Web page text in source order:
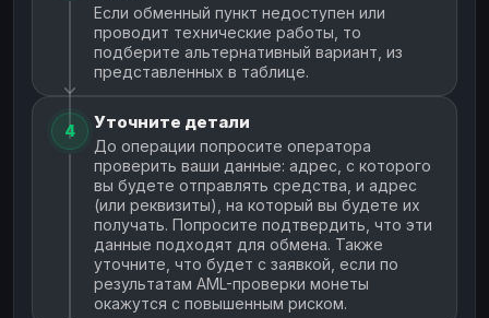
Если обменный пункт недоступен или
проводит технические работы, то
подберите альтернативный вариант, из
представленных в таблице.
4 Уточните детали
До операции попросите оператора
проверить ваши данные: адрес, с которого
вы будете отправлять средства, и адрес
(или реквизиты), на который вы будете их
получать. Попросите подтвердить, что эти
данные подходят для обмена. Также
уточните, что будет с заявкой, если по
результатам AML-проверки монеты
окажутся с повышенным риском.